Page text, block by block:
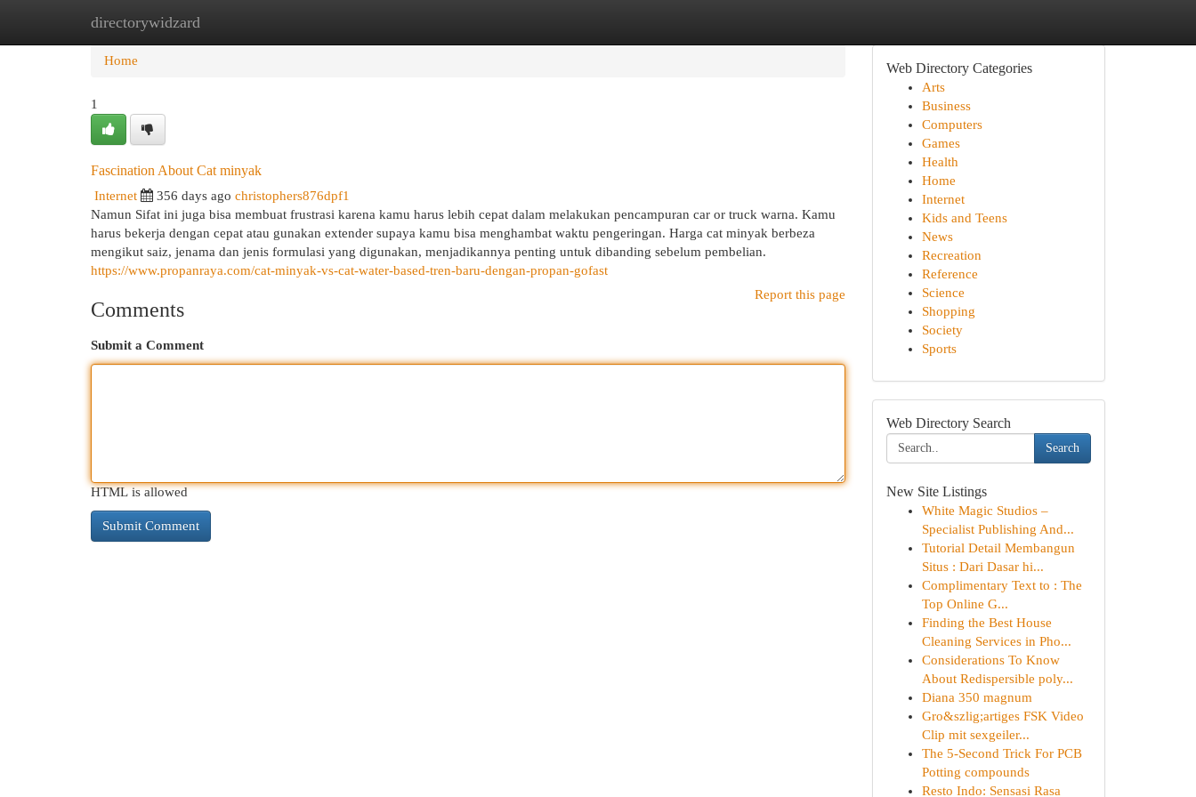
directorywidzard
Home New Site Listings
Home
1
Fascination About Cat minyak
Internet 356 days ago christophers876dpf1
Namun Sifat ini juga bisa membuat frustrasi karena kamu harus lebih cepat dalam melakukan pencampuran car or truck warna. Kamu
harus bekerja dengan cepat atau gunakan extender supaya kamu bisa menghambat waktu pengeringan. Harga cat minyak berbeza
mengikut saiz, jenama dan jenis formulasi yang digunakan, menjadikannya penting untuk dibanding sebelum pembelian.
https://www.propanraya.com/cat-minyak-vs-cat-water-based-tren-baru-dengan-propan-gofast
Report this page
Comments
Submit a Comment
HTML is allowed
Web Directory Categories
Arts
Business
Computers
Games
Health
Home
Internet
Kids and Teens
News
Recreation
Reference
Science
Shopping
Society
Sports
Web Directory Search
Search
New Site Listings
White Magic Studios –
Specialist Publishing And...
Tutorial Detail Membangun
Situs : Dari Dasar hi...
Complimentary Text to : The
Top Online G...
Finding the Best House
Cleaning Services in Pho...
Considerations To Know
About Redispersible poly...
Diana 350 magnum
Gro&szlig;artiges FSK Video
Clip mit sexgeiler...
The 5-Second Trick For PCB
Potting compounds
Resto Indo: Sensasi Rasa